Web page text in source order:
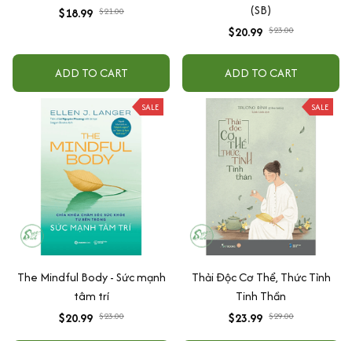
$18.99 $21.00
ADD TO CART
(SB)
$20.99 $23.00
ADD TO CART
SALE
The Mindful Body - Sức mạnh
tâm trí
$20.99 $23.00
SALE
Thải Độc Cơ Thể, Thức Tỉnh
Tinh Thần
$23.99 $29.00